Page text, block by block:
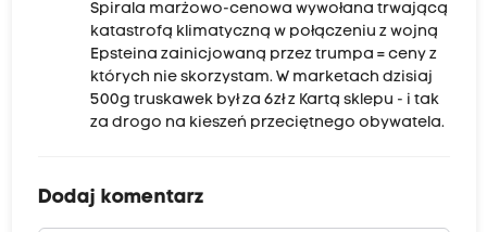
Spirala marżowo-cenowa wywołana trwającą
katastrofą klimatyczną w połączeniu z wojną
Epsteina zainicjowaną przez trumpa = ceny z
których nie skorzystam. W marketach dzisiaj
500g truskawek był za 6zł z Kartą sklepu - i tak
za drogo na kieszeń przeciętnego obywatela.
Dodaj komentarz